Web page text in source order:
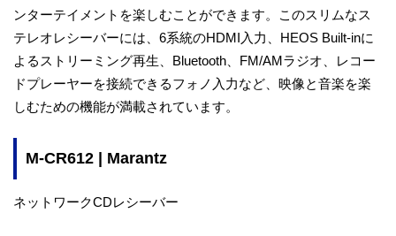
ンターテイメントを楽しむことができます。このスリムなス
テレオレシーバーには、6系統のHDMI入力、HEOS Built-inに
よるストリーミング再生、Bluetooth、FM/AMラジオ、レコー
ドプレーヤーを接続できるフォノ入力など、映像と音楽を楽
しむための機能が満載されています。
M-CR612 | Marantz
ネットワークCDレシーバー